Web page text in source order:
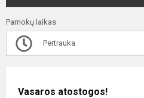
Pamokų laikas
Pertrauka
Vasaros atostogos!